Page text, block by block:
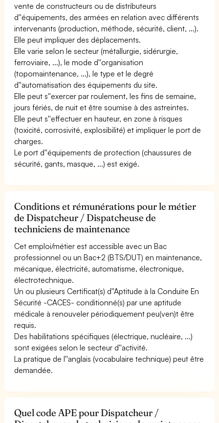
vente de constructeurs ou de distributeurs
d''équipements, des armées en relation avec différents
intervenants (production, méthode, sécurité, client, ...).
Elle peut impliquer des déplacements.
Elle varie selon le secteur (métallurgie, sidérurgie,
ferroviaire, ...), le mode d''organisation
(topomaintenance, ...), le type et le degré
d''automatisation des équipements du site.
Elle peut s''exercer par roulement, les fins de semaine,
jours fériés, de nuit et être soumise à des astreintes.
Elle peut s''effectuer en hauteur, en zone à risques
(toxicité, corrosivité, explosibilité) et impliquer le port de
charges.
Le port d''équipements de protection (chaussures de
sécurité, gants, masque, ...) est exigé.
Conditions et rémunérations pour le métier
de Dispatcheur / Dispatcheuse de
techniciens de maintenance
Cet emploi/métier est accessible avec un Bac
professionnel ou un Bac+2 (BTS/DUT) en maintenance,
mécanique, électricité, automatisme, électronique,
électrotechnique.
Un ou plusieurs Certificat(s) d''Aptitude à la Conduite En
Sécurité -CACES- conditionné(s) par une aptitude
médicale à renouveler périodiquement peu(ven)t être
requis.
Des habilitations spécifiques (électrique, nucléaire, ...)
sont exigées selon le secteur d''activité.
La pratique de l''anglais (vocabulaire technique) peut être
demandée.
Quel code APE pour Dispatcheur /